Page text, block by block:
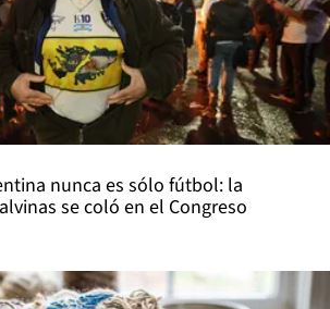
nunca es sólo fútbol: la
se coló en el Congreso